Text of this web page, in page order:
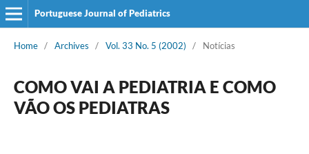
Portuguese Journal of Pediatrics
Home / Archives / Vol. 33 No. 5 (2002) / Notícias
COMO VAI A PEDIATRIA E COMO
VÃO OS PEDIATRAS